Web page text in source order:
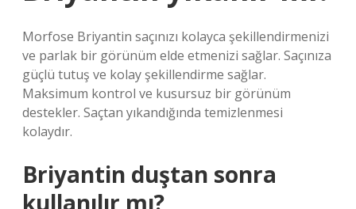
Morfose Briyantin saçınızı kolayca şekillendirmenizi
ve parlak bir görünüm elde etmenizi sağlar. Saçınıza
güçlü tutuş ve kolay şekillendirme sağlar.
Maksimum kontrol ve kusursuz bir görünüm
destekler. Saçtan yıkandığında temizlenmesi
kolaydır.
Briyantin duştan sonra
kullanılır mı?